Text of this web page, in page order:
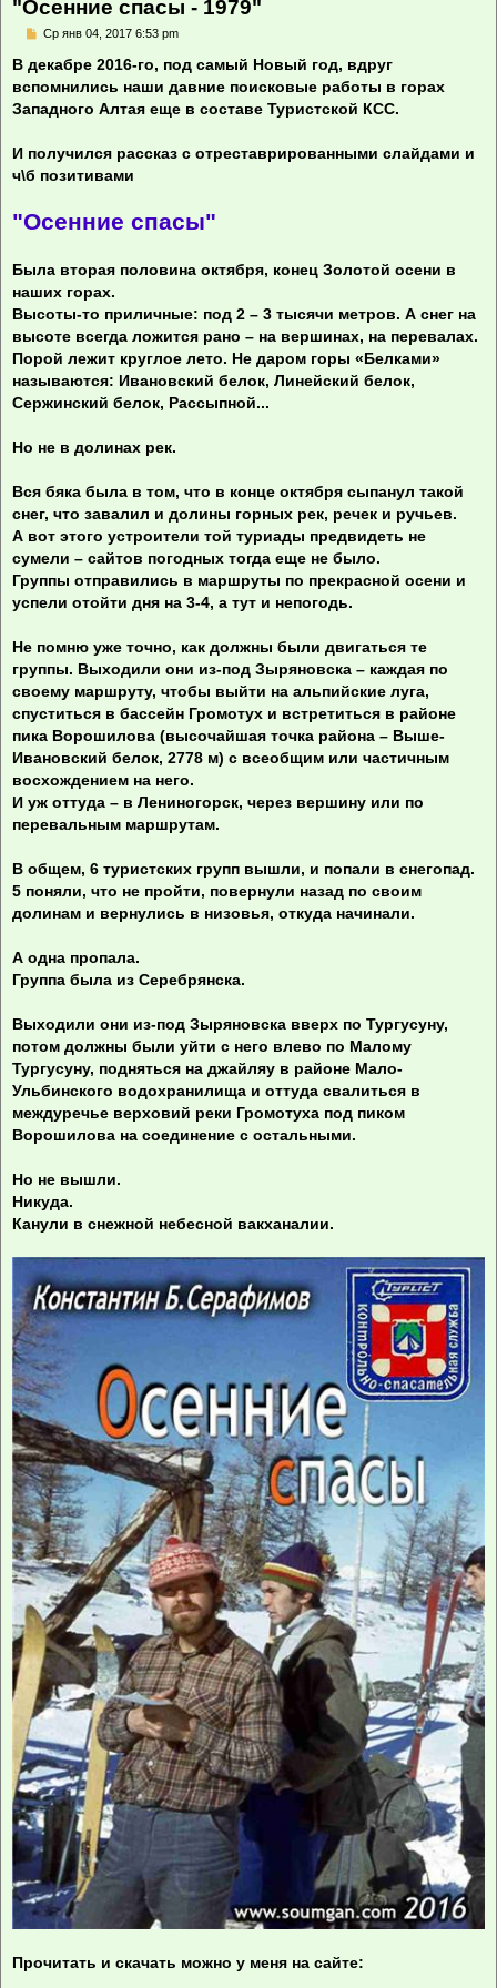
"Осенние спасы - 1979"
С
о
щ
е
н
Ср янв 04, 2017 6:53 pm
В декабре 2016-го, под самый Новый год, вдруг
вспомнились наши давние поисковые работы в горах
Западного Алтая еще в составе Туристской КСС.
И получился рассказ с отреставрированными слайдами и
ч\б позитивами
"Осенние спасы"
Была вторая половина октября, конец Золотой осени в
наших горах.
Высоты-то приличные: под 2 – 3 тысячи метров. А снег на
высоте всегда ложится рано – на вершинах, на перевалах.
Порой лежит круглое лето. Не даром горы «Белками»
называются: Ивановский белок, Линейский белок,
Сержинский белок, Рассыпной...
Но не в долинах рек.
Вся бяка была в том, что в конце октября сыпанул такой
снег, что завалил и долины горных рек, речек и ручьев.
А вот этого устроители той туриады предвидеть не
сумели – сайтов погодных тогда еще не было.
Группы отправились в маршруты по прекрасной осени и
успели отойти дня на 3-4, а тут и непогодь.
Не помню уже точно, как должны были двигаться те
группы. Выходили они из-под Зыряновска – каждая по
своему маршруту, чтобы выйти на альпийские луга,
спуститься в бассейн Громотух и встретиться в районе
пика Ворошилова (высочайшая точка района – Выше-
Ивановский белок, 2778 м) с всеобщим или частичным
восхождением на него.
И уж оттуда – в Лениногорск, через вершину или по
перевальным маршрутам.
В общем, 6 туристских групп вышли, и попали в снегопад.
5 поняли, что не пройти, повернули назад по своим
долинам и вернулись в низовья, откуда начинали.
А одна пропала.
Группа была из Серебрянска.
Выходили они из-под Зыряновска вверх по Тургусуну,
потом должны были уйти с него влево по Малому
Тургусуну, подняться на джайляу в районе Мало-
Ульбинского водохранилища и оттуда свалиться в
междуречье верховий реки Громотуха под пиком
Ворошилова на соединение с остальными.
Но не вышли.
Никуда.
Канули в снежной небесной вакханалии.
Прочитать и скачать можно у меня на сайте: